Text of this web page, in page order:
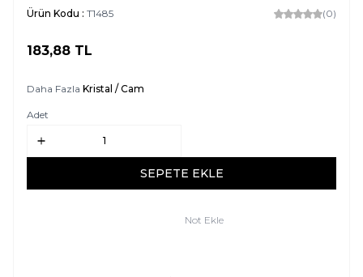
Ürün Kodu : T1485 (0)
183,88 TL
Daha Fazla Kristal / Cam
Adet
SEPETE EKLE
Not Ekle